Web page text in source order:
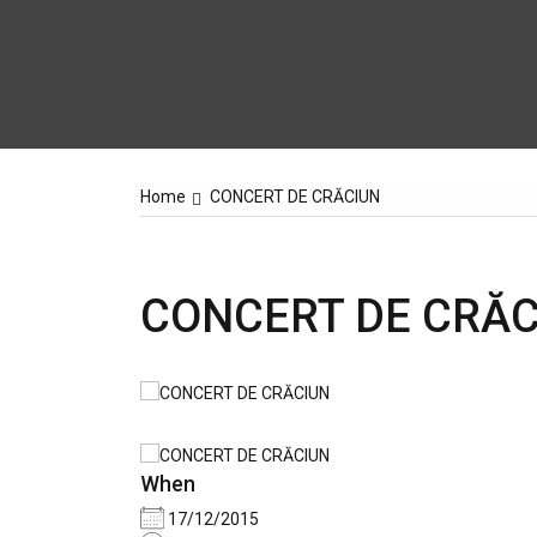
Home CONCERT DE CRĂCIUN
CONCERT DE
When
17/12/2015